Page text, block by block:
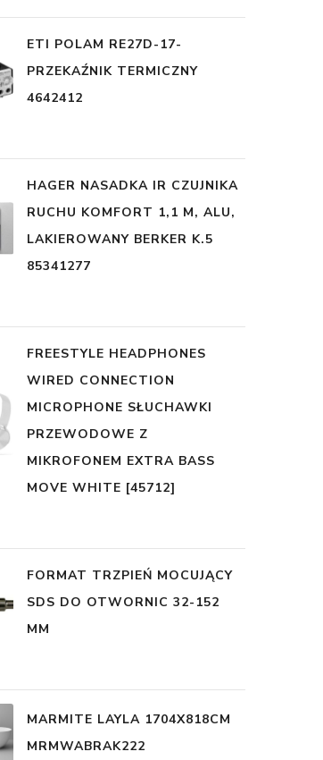
ETI POLAM RE27D-17-
PRZEKAŹNIK TERMICZNY
4642412
HAGER NASADKA IR CZUJNIKA
RUCHU KOMFORT 1,1 M, ALU,
LAKIEROWANY BERKER K.5
85341277
FREESTYLE HEADPHONES
WIRED CONNECTION
MICROPHONE SŁUCHAWKI
PRZEWODOWE Z
MIKROFONEM EXTRA BASS
MOVE WHITE [45712]
FORMAT TRZPIEŃ MOCUJĄCY
SDS DO OTWORNIC 32-152
MM
MARMITE LAYLA 1704X818CM
MRMWABRAK222